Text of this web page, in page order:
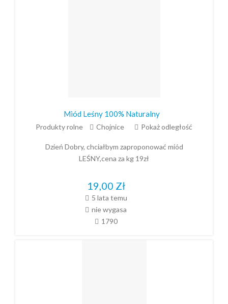
Miód Leśny 100% Naturalny
Produkty rolne Chojnice Pokaż odległość
Dzień Dobry, chciałbym zaproponować miód
LEŚNY,cena za kg 19zł
19,00 Zł
5 lata temu
nie wygasa
1790